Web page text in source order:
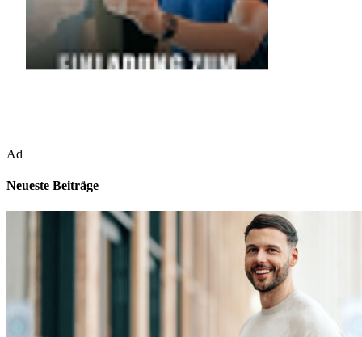
Ad
Neueste Beiträge